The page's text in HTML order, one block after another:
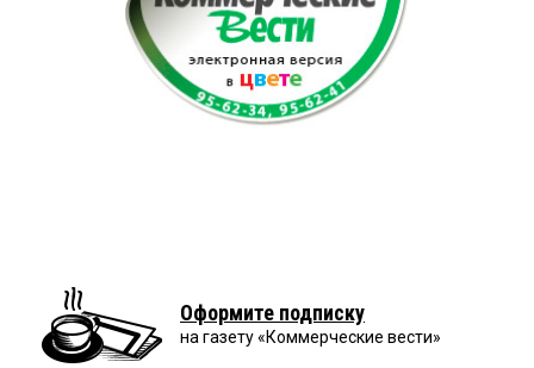
Оформите подписку
на газету «Коммерческие вести»